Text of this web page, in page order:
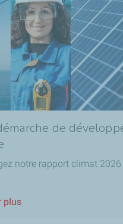
de
notre rapport climat 2026
plus